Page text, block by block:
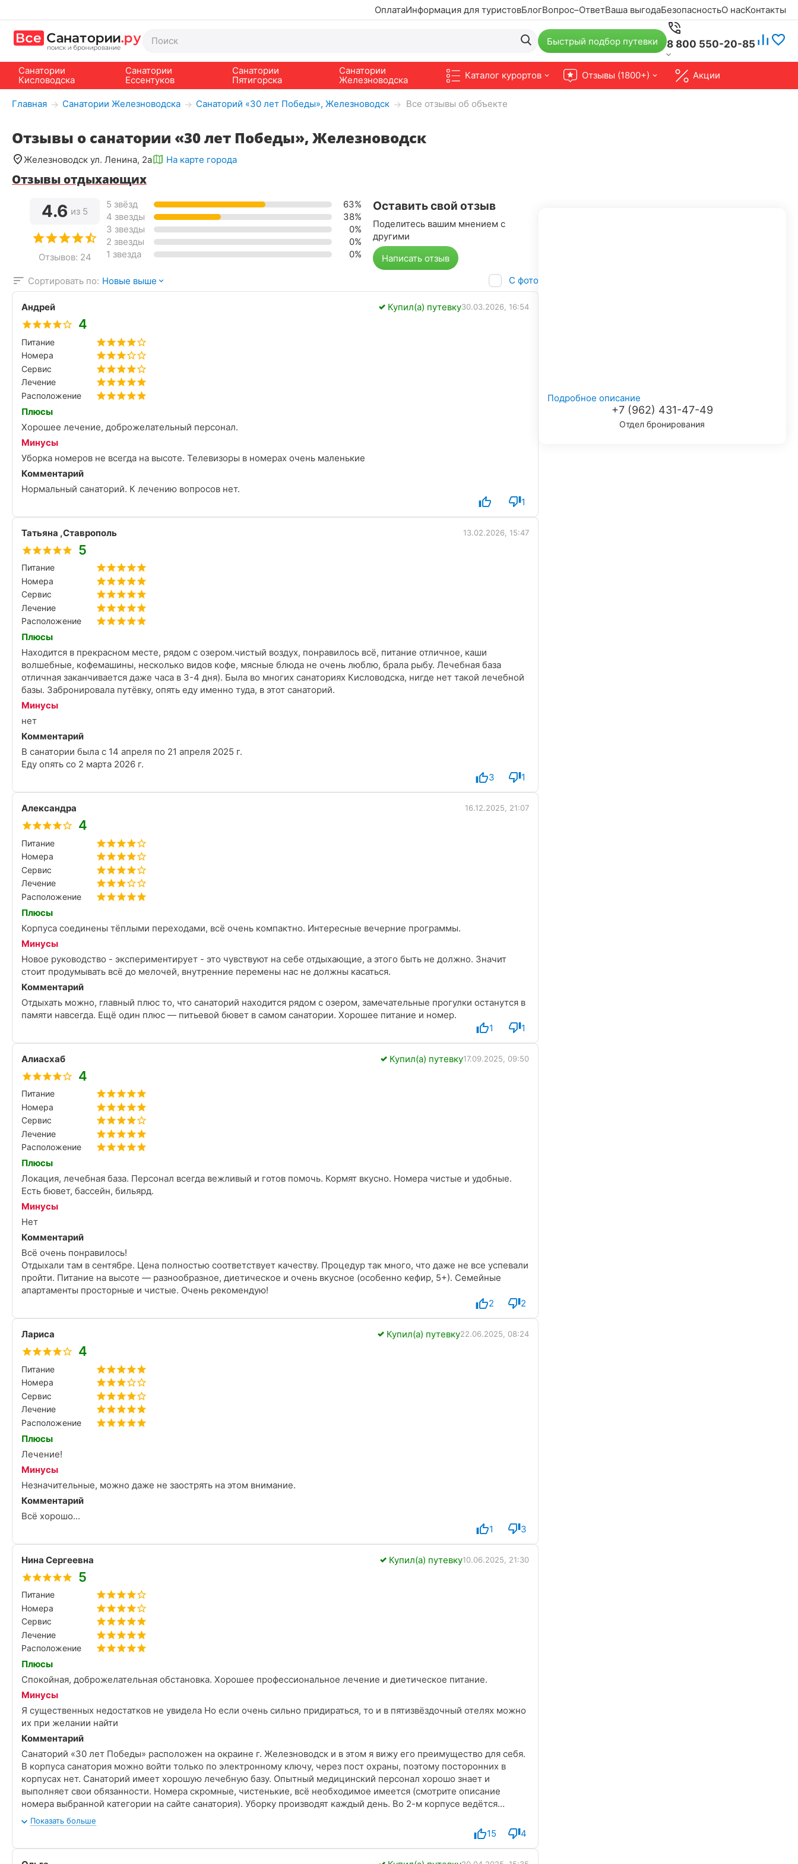
ОплатаИнформация для туристовБлогВопрос–ОтветВаша выгодаБезопасностьО насКонтакты
Быстрый подбор путевки 8 800 550-20-85
Санатории
Кисловодска
Санатории
Ессентуков
Санатории
Пятигорска
Санатории
Железноводска
Каталог курортов Отзывы (1800+) Акции
Главная → Санатории Железноводска → Санаторий «30 лет Победы», Железноводск → Все отзывы об объекте
Отзывы о санатории «30 лет Победы», Железноводск
Железноводск ул. Ленина, 2а На карте города
Подробное описание
+7 (962) 431-47-49
Отдел бронирования
Отзывы отдыхающих
Оставить свой отзыв
Поделитесь вашим мнением с
другими
Написать отзыв
4.6 из 5
Отзывов: 24
5 звёзд
63%
4 звезды
38%
3 звезды
0%
2 звезды
0%
1 звезда
0%
Сортировать по: Новые выше С фото
Андрей Купил(а) путевку30.03.2026, 16:54
4
Питание
Номера
Сервис
Лечение
Расположение
Плюсы
Хорошее лечение, доброжелательный персонал.
Минусы
Уборка номеров не всегда на высоте. Телевизоры в номерах очень маленькие
Комментарий
Нормальный санаторий. К лечению вопросов нет.
1
Татьяна ,Ставрополь 13.02.2026, 15:47
5
Питание
Номера
Сервис
Лечение
Расположение
Плюсы
Находится в прекрасном месте, рядом с озером.чистый воздух, понравилось всё, питание отличное, каши
волшебные, кофемашины, несколько видов кофе, мясные блюда не очень люблю, брала рыбу. Лечебная база
отличная заканчивается даже часа в 3-4 дня). Была во многих санаториях Кисловодска, нигде нет такой лечебной
базы. Забронировала путёвку, опять еду именно туда, в этот санаторий.
Минусы
нет
Комментарий
В санатории была с 14 апреля по 21 апреля 2025 г.
Еду опять со 2 марта 2026 г.
3
1
Александра 16.12.2025, 21:07
4
Питание
Номера
Сервис
Лечение
Расположение
Плюсы
Корпуса соединены тёплыми переходами, всё очень компактно. Интересные вечерние программы.
Минусы
Новое руководство - экспериментирует - это чувствуют на себе отдыхающие, а этого быть не должно. Значит
стоит продумывать всё до мелочей, внутренние перемены нас не должны касаться.
Комментарий
Отдыхать можно, главный плюс то, что санаторий находится рядом с озером, замечательные прогулки останутся в
памяти навсегда. Ещё один плюс — питьевой бювет в самом санатории. Хорошее питание и номер.
1
1
Алиасхаб Купил(а) путевку17.09.2025, 09:50
4
Питание
Номера
Сервис
Лечение
Расположение
Плюсы
Локация, лечебная база. Персонал всегда вежливый и готов помочь. Кормят вкусно. Номера чистые и удобные.
Есть бювет, бассейн, бильярд.
Минусы
Нет
Комментарий
Всё очень понравилось!
Отдыхали там в сентябре. Цена полностью соответствует качеству. Процедур так много, что даже не все успевали
пройти. Питание на высоте — разнообразное, диетическое и очень вкусное (особенно кефир, 5+). Семейные
апартаменты просторные и чистые. Очень рекомендую!
2
2
Лариса Купил(а) путевку22.06.2025, 08:24
4
Питание
Номера
Сервис
Лечение
Расположение
Плюсы
Лечение!
Минусы
Незначительные, можно даже не заострять на этом внимание.
Комментарий
Всё хорошо...
1
3
Нина Сергеевна Купил(а) путевку10.06.2025, 21:30
5
Питание
Номера
Сервис
Лечение
Расположение
Плюсы
Спокойная, доброжелательная обстановка. Хорошее профессиональное лечение и диетическое питание.
Минусы
Я существенных недостатков не увидела Но если очень сильно придираться, то и в пятизвёздочный отелях можно
их при желании найти
Комментарий
Санаторий «30 лет Победы» расположен на окраине г. Железноводск и в этом я вижу его преимущество для себя.
В корпуса санатория можно войти только по электронному ключу, через пост охраны, поэтому посторонних в
корпусах нет. Санаторий имеет хорошую лечебную базу. Опытный медицинский персонал хорошо знает и
выполняет свои обязанности. Номера скромные, чистенькие, всё необходимое имеется (смотрите описание
номера выбранной категории на сайте санатория). Уборку производят каждый день. Во 2-м корпусе ведëтся
ремонт в номерах на 1-ом этаже. Но это необходимые работы и они практически не мешают отдыхающим.
Питание диетическое, довольно разнообразное, но за две недели лечения, конечно, повторяется. Претензии по
питанию у меня только к холодным вторым блюдам. Но это мелочи, т.к. в обеденном зале имеется микроволновка
Показать больше
15 4